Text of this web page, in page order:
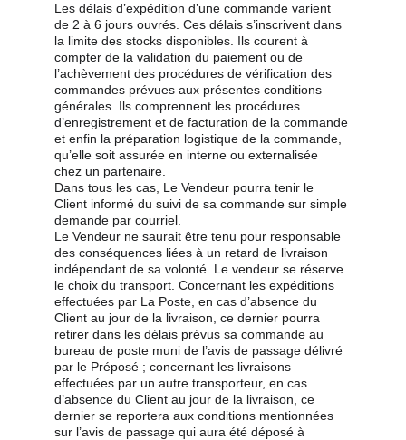
Les délais d’expédition d’une commande varient
de 2 à 6 jours ouvrés. Ces délais s’inscrivent dans
la limite des stocks disponibles. Ils courent à
compter de la validation du paiement ou de
l’achèvement des procédures de vérification des
commandes prévues aux présentes conditions
générales. Ils comprennent les procédures
d’enregistrement et de facturation de la commande
et enfin la préparation logistique de la commande,
qu’elle soit assurée en interne ou externalisée
chez un partenaire.
Dans tous les cas, Le Vendeur pourra tenir le
Client informé du suivi de sa commande sur simple
demande par courriel.
Le Vendeur ne saurait être tenu pour responsable
des conséquences liées à un retard de livraison
indépendant de sa volonté. Le vendeur se réserve
le choix du transport. Concernant les expéditions
effectuées par La Poste, en cas d’absence du
Client au jour de la livraison, ce dernier pourra
retirer dans les délais prévus sa commande au
bureau de poste muni de l’avis de passage délivré
par le Préposé ; concernant les livraisons
effectuées par un autre transporteur, en cas
d’absence du Client au jour de la livraison, ce
dernier se reportera aux conditions mentionnées
sur l’avis de passage qui aura été déposé à